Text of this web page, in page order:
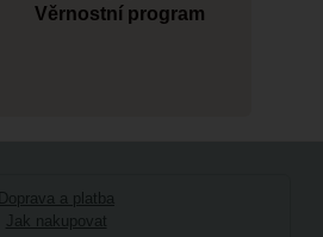
Věrnostní program
Doprava a platba
Jak nakupovat